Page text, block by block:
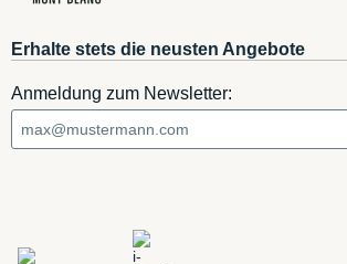
Erhalte stets die neusten Angebote
Anmeldung zum Newsletter: